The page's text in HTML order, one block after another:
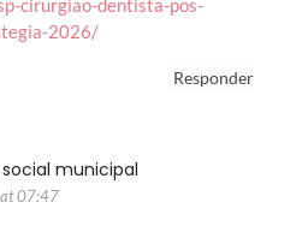
cirurgiao-dentista-pos-
2026/
Responder
municipal
07:47